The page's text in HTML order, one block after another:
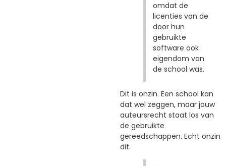
omdat de
licenties van de
door hun
gebruikte
software ook
eigendom van
de school was.
Dit is onzin. Een school kan
dat wel zeggen, maar jouw
auteursrecht staat los van
de gebruikte
gereedschappen. Echt onzin
dit.